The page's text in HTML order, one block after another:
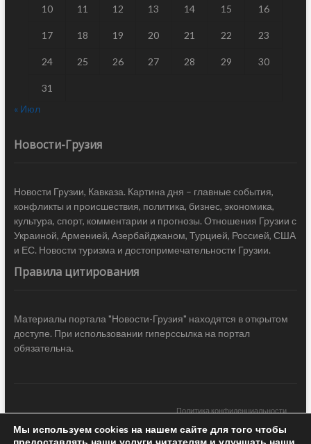
10 11 12 13 14 15 16
17 18 19 20 21 22 23
24 25 26 27 28 29 30
31
« Июл
Новости-Грузия
Новости Грузии, Кавказа. Картина дня – главные события,
конфликты и происшествия, политика, бизнес, экономика,
культура, спорт, комментарии и прогнозы. Отношения Грузии с
Украиной, Арменией, Азербайджаном, Турцией, Россией, США
и ЕС. Новости туризма и достопримечательности Грузии.
Правила цитирования
Материалы портала "Новости-Грузия" находятся в открытом
доступе. При использовании гиперссылка на портал
обязательна.
Политика конфиденциальности
Новости Грузии| Black Sea Press LTD © 2020 All Rights Reserved /
Мы используем cookies на нашем сайте для того чтобы